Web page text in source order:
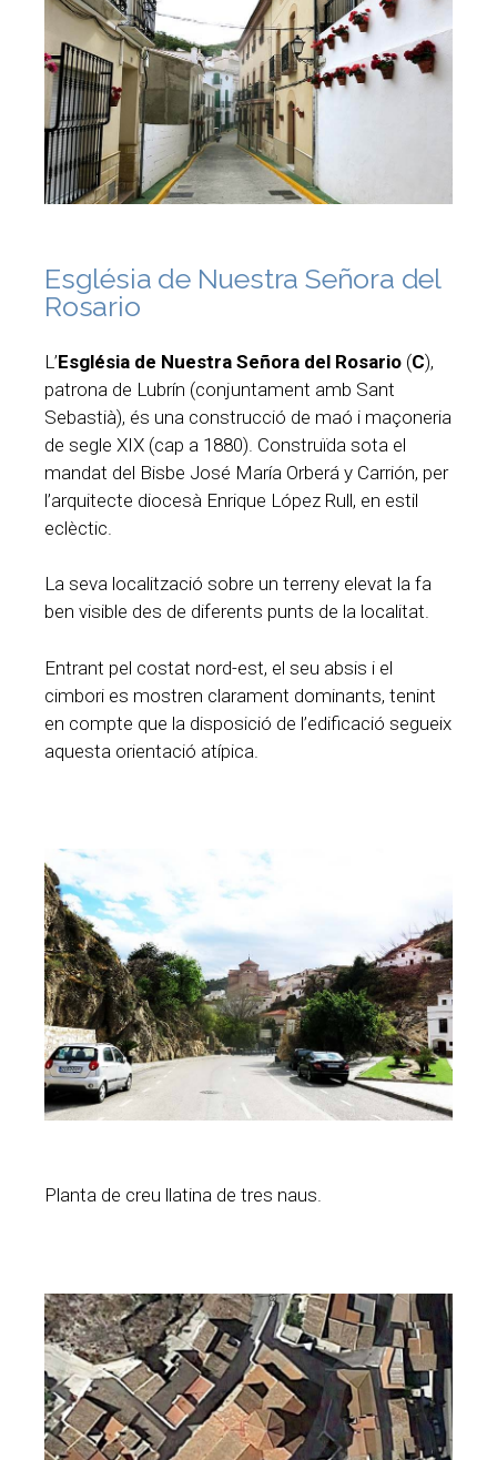
Església de Nuestra Señora del
Rosario
L’Església de Nuestra Señora del Rosario (C),
patrona de Lubrín (conjuntament amb Sant
Sebastià), és una construcció de maó i maçoneria
de segle XIX (cap a 1880). Construïda sota el
mandat del Bisbe José María Orberá y Carrión, per
l’arquitecte diocesà Enrique López Rull, en estil
eclèctic.
La seva localització sobre un terreny elevat la fa
ben visible des de diferents punts de la localitat.
Entrant pel costat nord-est, el seu absis i el
cimbori es mostren clarament dominants, tenint
en compte que la disposició de l’edificació segueix
aquesta orientació atípica.
Planta de creu llatina de tres naus.